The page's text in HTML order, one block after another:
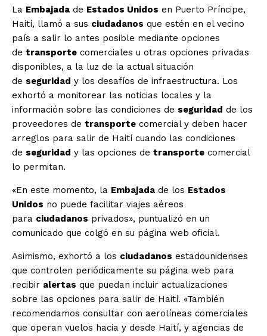
La Embajada de Estados Unidos en Puerto Príncipe,
Haití, llamó a sus ciudadanos que estén en el vecino
país a salir lo antes posible mediante opciones
de transporte comerciales u otras opciones privadas
disponibles, a la luz de la actual situación
de seguridad y los desafíos de infraestructura. Los
exhortó a monitorear las noticias locales y la
información sobre las condiciones de seguridad de los
proveedores de transporte comercial y deben hacer
arreglos para salir de Haití cuando las condiciones
de seguridad y las opciones de transporte comercial
lo permitan.
«En este momento, la Embajada de los Estados
Unidos no puede facilitar viajes aéreos
para ciudadanos privados», puntualizó en un
comunicado que colgó en su página web oficial.
Asimismo, exhortó a los ciudadanos estadounidenses
que controlen periódicamente su página web para
recibir alertas que puedan incluir actualizaciones
sobre las opciones para salir de Haití. «También
recomendamos consultar con aerolíneas comerciales
que operan vuelos hacia y desde Haití, y agencias de